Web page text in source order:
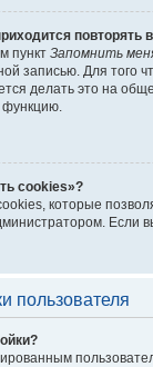
повторять
пунктЗапомнить
записью. Для
делать это на
функцию.
cookies»?
которые
пользователя